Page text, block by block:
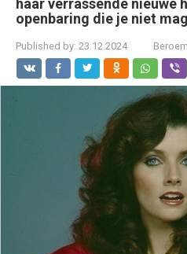
haar verrassende nieuwe
openbaring die je niet
Published by: 23.12.2024